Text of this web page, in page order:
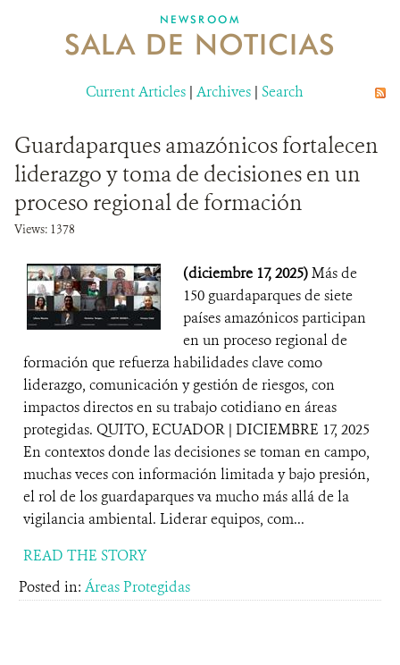
MECANISMO DE ATENCIÓN DE QUEJAS Y RECLAMOS
DONA
NEWSROOM
SALA DE NOTICIAS
Current Articles | Archives | Search
Guardaparques amazónicos fortalecen
liderazgo y toma de decisiones en un
proceso regional de formación
Views: 1378
(diciembre 17, 2025)Más de
150 guardaparques de siete
países amazónicos participan
en un proceso regional de
formación que refuerza habilidades clave como
liderazgo, comunicación y gestión de riesgos, con
impactos directos en su trabajo cotidiano en áreas
protegidas. QUITO, ECUADOR | DICIEMBRE 17, 2025
En contextos donde las decisiones se toman en campo,
muchas veces con información limitada y bajo presión,
el rol de los guardaparques va mucho más allá de la
vigilancia ambiental. Liderar equipos, com...
READ THE STORY
Posted in: Áreas Protegidas